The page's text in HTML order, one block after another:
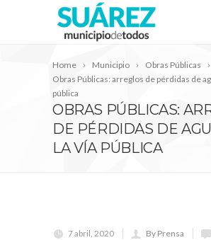
Home Municipio
Obras Públicas
Obras Públicas: arreglos de pérdidas de
pública
OBRAS PÚBLICAS:
DE PÉRDIDAS DE
LA VÍA PÚBLICA
7 abril, 2020 By Prensa